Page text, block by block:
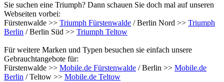
Sie suchen eine Triumph? Dann schauen Sie doch mal auf unseren
Webseiten vorbei:
Fürstenwalde >> Triumph Fürstenwalde / Berlin Nord >> Triumph
Berlin / Berlin Süd >> Triumph Teltow
Für weitere Marken und Typen besuchen sie einfach unsere
Gebrauchtangebote für:
Fürstenwalde >> Mobile.de Fürstenwalde / Berlin >> Mobile.de
Berlin / Teltow >> Mobile.de Teltow